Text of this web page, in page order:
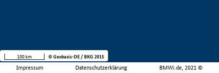
Impressum Datenschutzerklärung BMWi.de, 2021 ©
100 km © Geobasis-DE / BKG 2015